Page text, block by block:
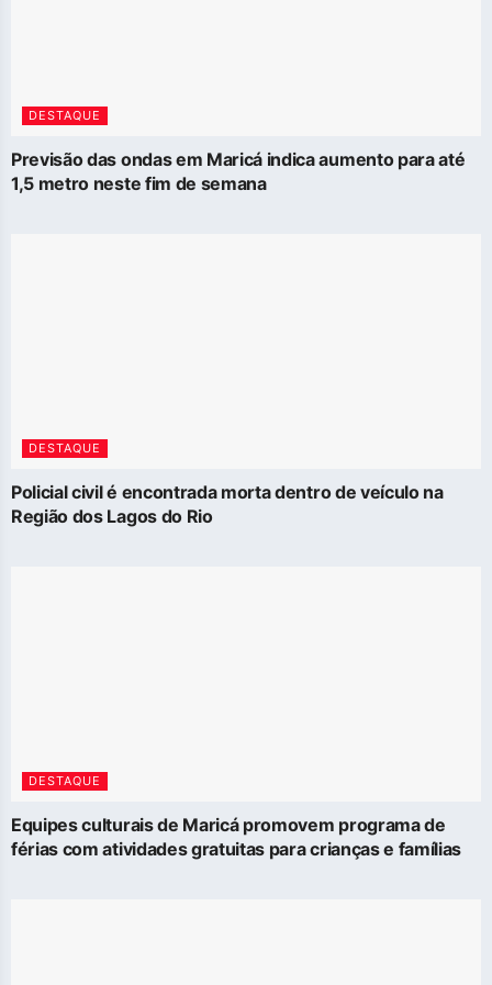
DESTAQUE
Previsão das ondas em Maricá indica aumento para até
1,5 metro neste fim de semana
DESTAQUE
Policial civil é encontrada morta dentro de veículo na
Região dos Lagos do Rio
DESTAQUE
Equipes culturais de Maricá promovem programa de
férias com atividades gratuitas para crianças e famílias